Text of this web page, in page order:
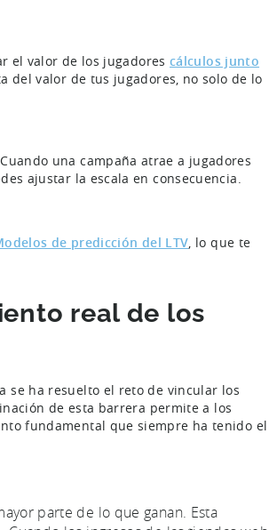
el valor de los jugadores cálculos junto
del valor de tus jugadores, no solo de lo
una campaña atrae a jugadores
ajustar la escala en consecuencia.
de predicción del LTV, lo que te
real de los
se ha resuelto el reto de vincular los
de esta barrera permite a los
fundamental que siempre ha tenido el
parte de lo que ganan. Esta